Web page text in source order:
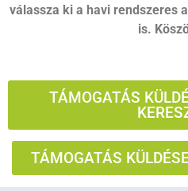
válassza ki a havi rendszeres
is.
TÁMOGATÁS
TÁMOGATÁS